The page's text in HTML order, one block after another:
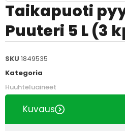
Taikapuoti
Puuteri 5 L (3
SKU 1849535
Kategoria
Huuhteluaineet
Kuvaus